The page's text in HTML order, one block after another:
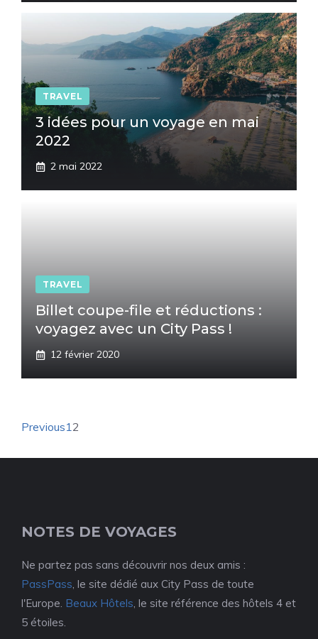
TRAVEL
3 idées pour un voyage en mai
2022
2 mai 2022
TRAVEL
Billet coupe-file et réductions :
voyagez avec un City Pass !
12 février 2020
Previous12
NOTES DE VOYAGES
Ne partez pas sans découvrir nos deux amis :
PassPass, le site dédié aux City Pass de toute
l'Europe. Beaux Hôtels, le site référence des hôtels 4 et
5 étoiles.